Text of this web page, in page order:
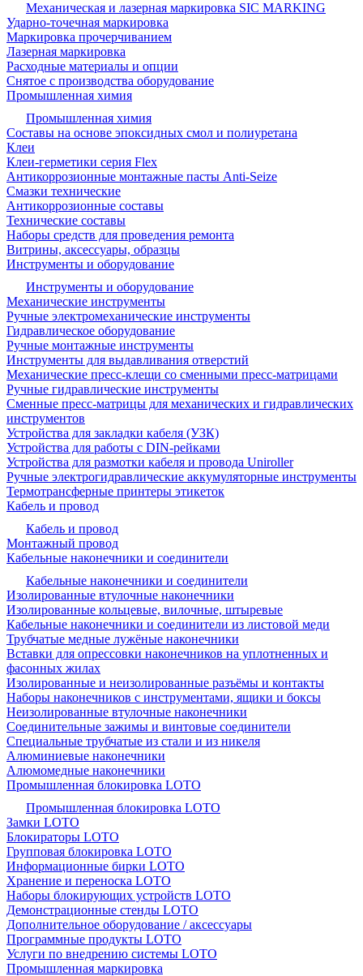
Механическая и лазерная маркировка SIC MARKING
Ударно-точечная маркировка
Маркировка прочерчиванием
Лазерная маркировка
Расходные материалы и опции
Снятое с производства оборудование
Промышленная химия
Промышленная химия
Составы на основе эпоксидных смол и полиуретана
Клеи
Клеи-герметики серия Flex
Антикоррозионные монтажные пасты Anti-Seize
Смазки технические
Антикоррозионные составы
Технические составы
Наборы средств для проведения ремонта
Витрины, аксессуары, образцы
Инструменты и оборудование
Инструменты и оборудование
Механические инструменты
Ручные электромеханические инструменты
Гидравлическое оборудование
Ручные монтажные инструменты
Инструменты для выдавливания отверстий
Механические пресс-клещи со сменными пресс-матрицами
Ручные гидравлические инструменты
Сменные пресс-матрицы для механических и гидравлических
инструментов
Устройства для закладки кабеля (УЗК)
Устройства для работы с DIN-рейками
Устройства для размотки кабеля и провода Uniroller
Ручные электрогидравлические аккумуляторные инструменты
Термотрансферные принтеры этикеток
Кабель и провод
Кабель и провод
Монтажный провод
Кабельные наконечники и соединители
Кабельные наконечники и соединители
Изолированные втулочные наконечники
Изолированные кольцевые, вилочные, штыревые
Кабельные наконечники и соединители из листовой меди
Трубчатые медные лужёные наконечники
Вставки для опрессовки наконечников на уплотненных и
фасонных жилах
Изолированные и неизолированные разъёмы и контакты
Наборы наконечников с инструментами, ящики и боксы
Неизолированные втулочные наконечники
Соединительные зажимы и винтовые соединители
Специальные трубчатые из стали и из никеля
Алюминиевые наконечники
Алюмомедные наконечники
Промышленная блокировка LOTO
Промышленная блокировка LOTO
Замки LOTO
Блокираторы LOTO
Групповая блокировка LOTO
Информационные бирки LOTO
Хранение и переноска LOTO
Наборы блокирующих устройств LOTO
Демонстрационные стенды LOTO
Дополнительное оборудование / аксессуары
Программные продукты LOTO
Услуги по внедрению системы LOTO
Промышленная маркировка